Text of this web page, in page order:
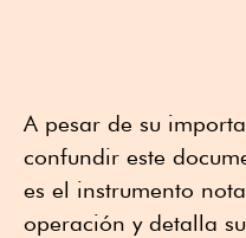
A pesar de su
confundir este
es el instrumento
operación y detalla